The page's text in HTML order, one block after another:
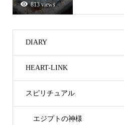
813 views
DIARY
HEART-LINK
スピリチュアル
エジプトの神様